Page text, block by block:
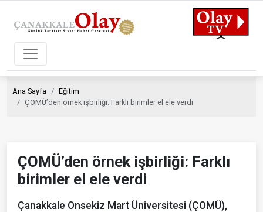
Ana Sayfa
Eğitim
ÇOMÜ’den örnek işbirliği: Farklı birimler el ele verdi
ÇOMÜ’den örnek işbirliği: Farklı
birimler el ele verdi
Çanakkale Onsekiz Mart Üniversitesi (ÇOMÜ),